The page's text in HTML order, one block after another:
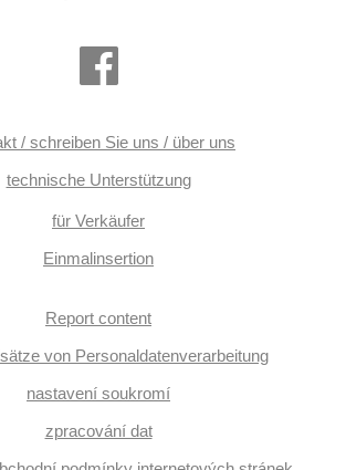
/ schreiben Sie uns / über uns
technische Unterstützung
für Verkäufer
Einmalinsertion
Report content
von Personaldatenverarbeitung
nastavení soukromí
zpracování dat